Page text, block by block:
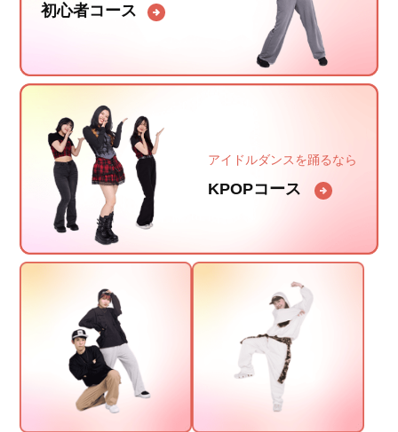
初心者コース
アイドルダンスを踊るなら
KPOPコース